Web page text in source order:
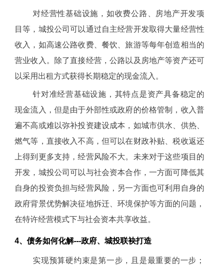
对经营性基础设施，如收费公路、房地产开发项
目等，城投公司可以通过自主经营开发取得大量经营性
收入，如高速公路收费、餐饮、旅游等每年创造相当的
营业收入。除了直接经营，公路以及房地产等资产还可
以采用出租方式获得长期稳定的现金流入。
针对准经营基础设施，其特点是资产具备稳定的
现金流入，但是由于外部性或政府的价格管制，收入普
遍不高或难以弥补投资建设成本，如城市供水、供热、
燃气等，直接收入不高，但可以在财政补贴、税收返还
上得到更多支持，经营风险不大。未来对于这些项目的
开发，城投公司可以与社会资本合作，一方面可降低其
自身的投资负担与经营风险，另一方面也可利用自身的
政府背景优势解决征地拆迁、环境保护等方面的问题，
在特许经营模式下与社会资本共享收益。
4、债务如何化解---政府、城投联袂打造
实现预算硬约束是第一步，且是最重要的一步；